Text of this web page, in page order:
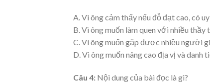
A. Vì ông cảm thấy nếu đỗ đạt cao, có
B. Vì ông muốn làm quen với nhiều thầy
C. Vì ông muốn gặp được nhiều người
D. Vì ông muốn nâng cao địa vị và danh
Câu 4: Nội dung của bài đọc là gì?